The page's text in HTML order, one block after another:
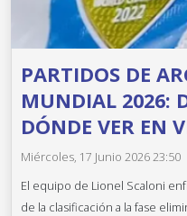
PARTIDOS DE
MUNDIAL 2026:
DÓNDE VER EN
Miércoles, 17 Junio 2026 23:50
El equipo de Lionel Scaloni
de la clasificación a la fase